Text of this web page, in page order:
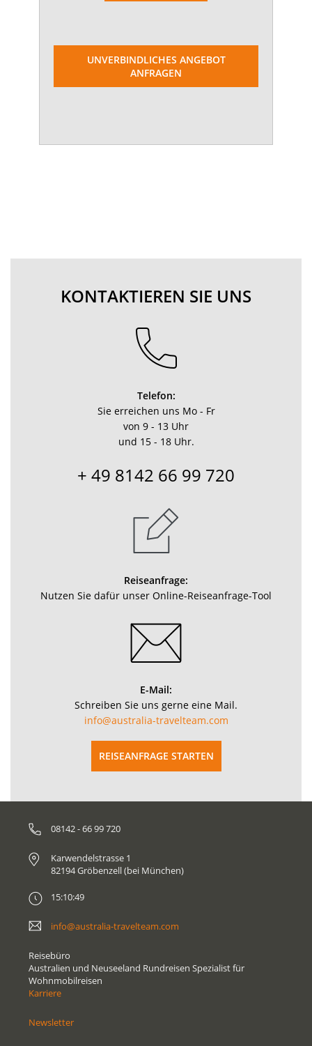
UNVERBINDLICHES ANGEBOT
ANFRAGEN
KONTAKTIEREN SIE UNS
Telefon:
Sie erreichen uns Mo - Fr
von 9 - 13 Uhr
und 15 - 18 Uhr.
+ 49 8142 66 99 720
Reiseanfrage:
Nutzen Sie dafür unser Online-Reiseanfrage-Tool
E-Mail:
Schreiben Sie uns gerne eine Mail.
info@australia-travelteam.com
REISEANFRAGE STARTEN
08142 - 66 99 720
Karwendelstrasse 1
82194 Gröbenzell (bei München)
15:10:49
info@australia-travelteam.com
Reisebüro
Australien und Neuseeland Rundreisen Spezialist für
Wohnmobilreisen
Karriere
Newsletter